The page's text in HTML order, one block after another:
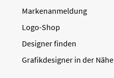
Markenanmeldung
Logo-Shop
Designer finden
Grafikdesigner in der Nähe